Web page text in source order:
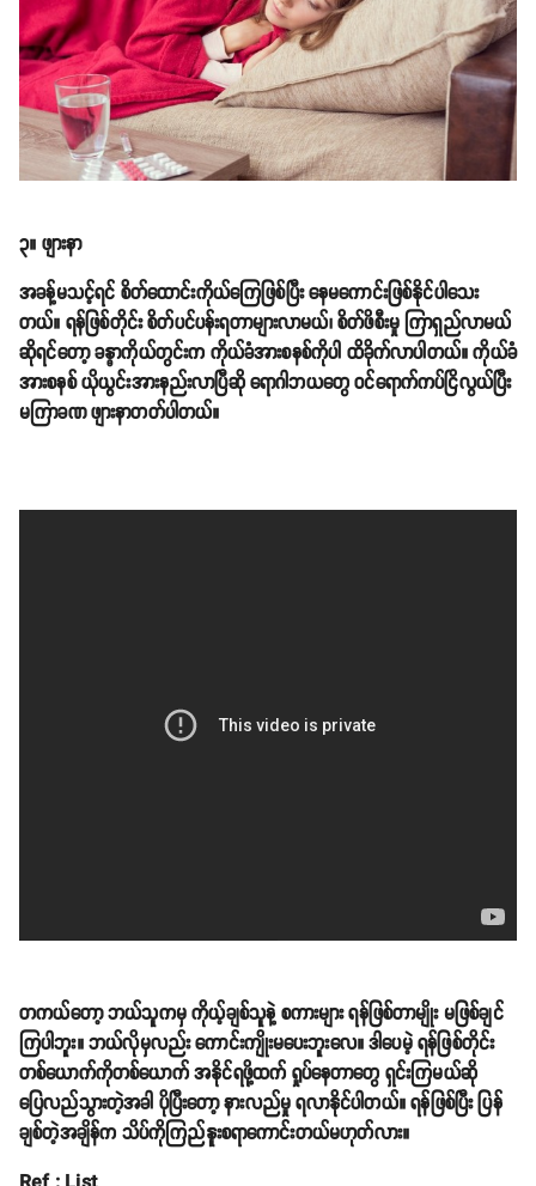
၃။ ဖျားနာ
အခန့်မသင့်ရင် စိတ်ထောင်းကိုယ်ကြေဖြစ်ပြီး နေမကောင်းဖြစ်နိုင်ပါသေး
တယ်။ ရန်ဖြစ်တိုင်း စိတ်ပင်ပန်းရတာများလာမယ်၊ စိတ်ဖိစီးမှု ကြာရှည်လာမယ်
ဆိုရင်တော့ ခန္ဓာကိုယ်တွင်းက ကိုယ်ခံအားစနစ်ကိုပါ ထိခိုက်လာပါတယ်။ ကိုယ်ခံ
အားစနစ် ယိုယွင်းအားနည်းလာပြီဆို ရောဂါဘယတွေ ဝင်ရောက်ကပ်ငြိလွယ်ပြီး
မကြာခဏ ဖျားနာတတ်ပါတယ်။
တကယ်တော့ ဘယ်သူကမှ ကိုယ့်ချစ်သူနဲ့ စကားများ ရန်ဖြစ်တာမျိုး မဖြစ်ချင်
ကြပါဘူး။ ဘယ်လိုမှလည်း ကောင်းကျိုးမပေးဘူးလေ။ ဒါပေမဲ့ ရန်ဖြစ်တိုင်း
တစ်ယောက်ကိုတစ်ယောက် အနိုင်ရဖို့ထက် ရှုပ်နေတာတွေ ရှင်းကြမယ်ဆို
ပြေလည်သွားတဲ့အခါ ပိုပြီးတော့ နားလည်မှု ရလာနိုင်ပါတယ်။ ရန်ဖြစ်ပြီး ပြန်
ချစ်တဲ့အချိန်က သိပ်ကိုကြည်နူးစရာကောင်းတယ်မဟုတ်လား။